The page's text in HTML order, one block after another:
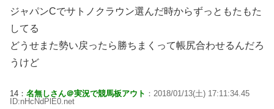
ジャパンCでサトノクラウン選んだ時からずっともたもた
してる
どうせまた勢い戻ったら勝ちまくって帳尻合わせるんだろ
うけど
14： 名無しさん＠実況で競馬板アウト ：2018/01/13(土) 17:11:34.45
ID:nHcNdPlE0.net